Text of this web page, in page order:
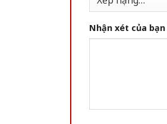
Nhận xét của bạn